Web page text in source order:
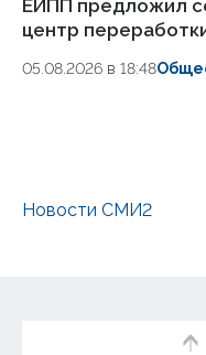
ЕИПП предложил
центр
05.08.2026 в 18:48
Новости СМИ2